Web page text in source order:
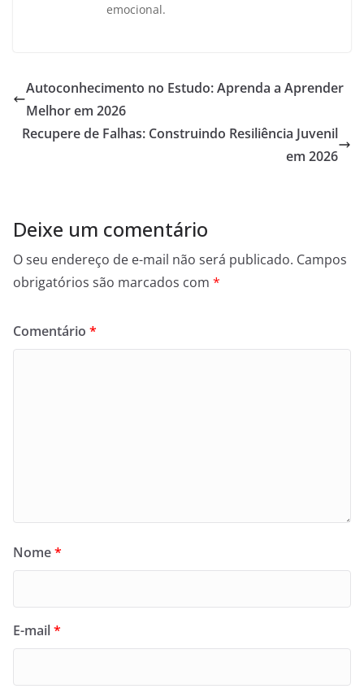
emocional.
Autoconhecimento no Estudo: Aprenda a Aprender
Melhor em 2026
Recupere de Falhas: Construindo Resiliência Juvenil
em 2026
Deixe um comentário
O seu endereço de e-mail não será publicado. Campos
obrigatórios são marcados com *
Comentário *
Nome*
E-mail*